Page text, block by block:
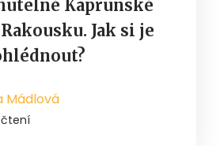
Kaprunské
Jak si je
Mádlová